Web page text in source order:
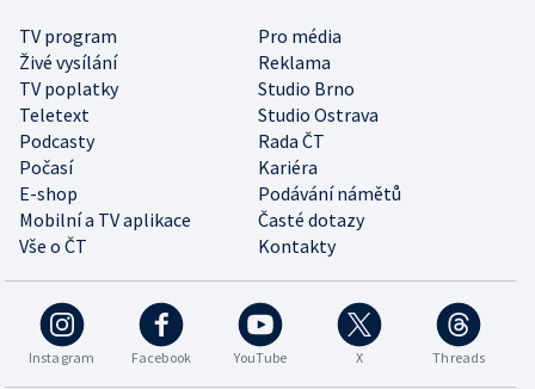
TV program
Pro média
Živé vysílání
Reklama
TV poplatky
Studio Brno
Teletext
Studio Ostrava
Podcasty
Rada ČT
Počasí
Kariéra
E-shop
Podávání námětů
Mobilní a TV aplikace
Časté dotazy
Vše o ČT
Kontakty
Instagram Facebook YouTube X Threads